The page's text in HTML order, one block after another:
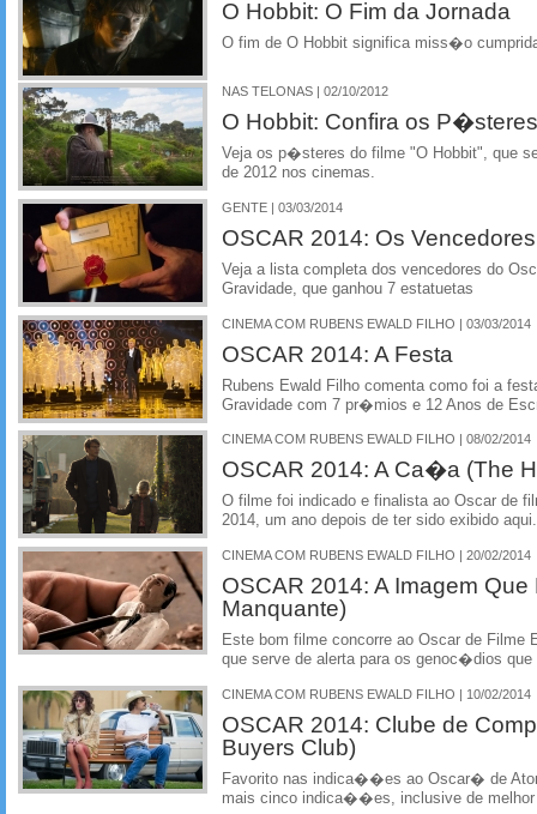
O Hobbit: O Fim da Jornada
O fim de O Hobbit significa miss�o
NAS TELONAS | 02/10/2012
O Hobbit: Confira os
Veja os p�steres do filme "O Hobbit", que
de 2012 nos cinemas.
GENTE | 03/03/2014
OSCAR 2014: Os Vencedores
Veja a lista completa dos vencedores do
Gravidade, que ganhou 7 estatuetas
CINEMA COM RUBENS EWALD FILHO | 03/03/2014
OSCAR 2014: A Festa
Rubens Ewald Filho comenta como foi a
Gravidade com 7 pr�mios e 12 Anos de
CINEMA COM RUBENS EWALD FILHO | 08/02/2014
OSCAR 2014: A Ca�a (The
O filme foi indicado e finalista ao Oscar de
2014, um ano depois de ter sido exibido aqui.
CINEMA COM RUBENS EWALD FILHO | 20/02/2014
OSCAR 2014: A Imagem
Manquante)
Este bom filme concorre ao Oscar de Filme
que serve de alerta para os genoc�dios que
CINEMA COM RUBENS EWALD FILHO | 10/02/2014
OSCAR 2014: Clube de
Buyers Club)
Favorito nas indica��es ao Oscar� de
mais cinco indica��es, inclusive de